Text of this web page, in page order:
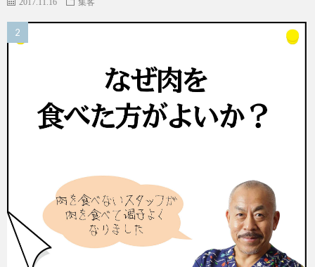
2017.11.16 集客